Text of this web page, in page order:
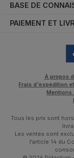
BASE DE
PAIEMENT ET
À propos
Frais d'expédition
Mentions
Tous les prix sont hors
Les ventes sont
l’article 14 du